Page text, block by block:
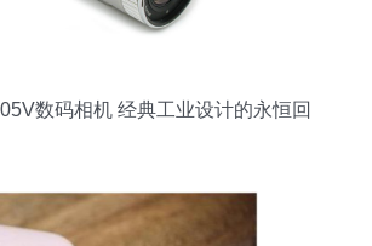
数码相机 经典工业设计的永恒回